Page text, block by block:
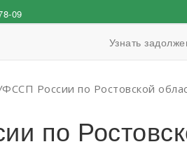
09
Узнать
России по Ростовской
по